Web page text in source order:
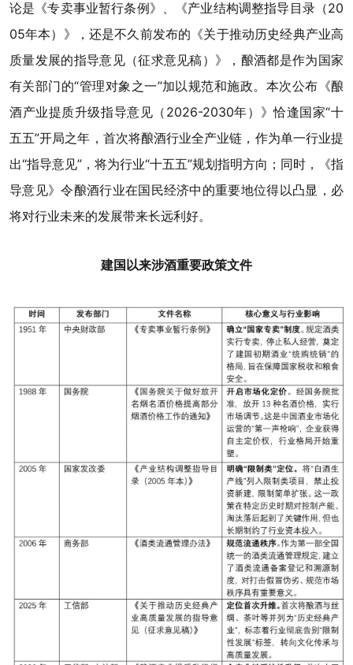
论是《专卖事业暂行条例》、《产业结构调整指导目录（20
05年本）》，还是不久前发布的《关于推动历史经典产业高
质量发展的指导意见（征求意见稿）》，酿酒都是作为国家
有关部门的“管理对象之一”加以规范和施政。本次公布《酿
酒产业提质升级指导意见（2026-2030年）》恰逢国家“十
五五”开局之年，首次将酿酒行业全产业链，作为单一行业提
出“指导意见”，将为行业“十五五”规划指明方向；同时，《指
导意见》令酿酒行业在国民经济中的重要地位得以凸显，必
将对行业未来的发展带来长远利好。
建国以来涉酒重要政策文件